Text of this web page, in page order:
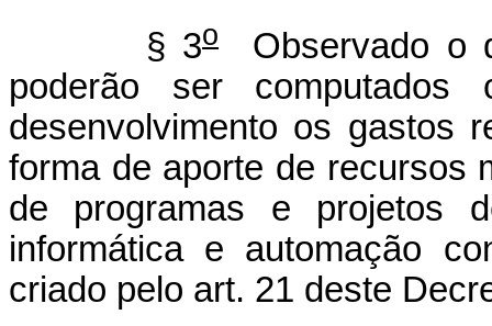
§ 3o
Observado o
poderão ser
desenvolvimento os gastos
forma de aporte de recursos
de programas e projetos
informática e automação
criado pelo art. 21 deste